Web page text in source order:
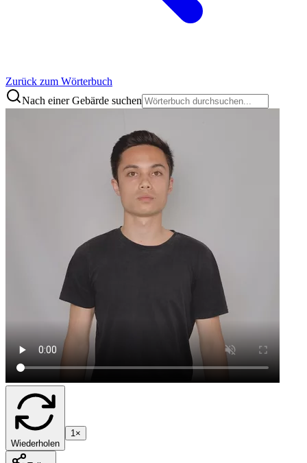
Zurück zum Wörterbuch
Nach einer Gebärde suchen
Wiederholen
1×